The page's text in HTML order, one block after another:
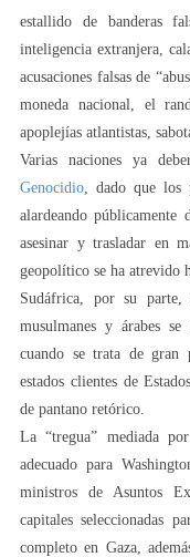
estallido de banderas
inteligencia extranjera,
acusaciones falsas de
moneda nacional, el
apoplejías atlantistas,
Varias naciones ya
Genocidio , dado que
alardeando públicamente
asesinar y trasladar en
geopolítico se ha atrevido
Sudáfrica, por su
musulmanes y árabes
cuando se trata de gran
estados clientes de
de pantano retórico.
La “tregua” mediada
adecuado para
ministros de Asuntos
capitales seleccionadas
completo en Gaza,